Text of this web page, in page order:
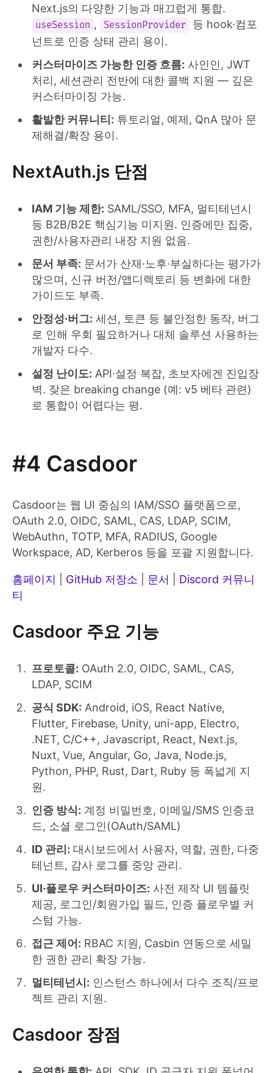
Next.js의 다양한 기능과 매끄럽게 통합.
useSession , SessionProvider
등 hook·컴포
넌트로 인증 상태 관리 용이.
커스터마이즈 가능한 인증 흐름: 사인인, JWT
처리, 세션관리 전반에 대한 콜백 지원 — 깊은
커스터마이징 가능.
활발한 커뮤니티: 튜토리얼, 예제, QnA 많아 문
제해결/확장 용이.
NextAuth.js 단점
IAM 기능 제한: SAML/SSO, MFA, 멀티테넌시
등 B2B/B2E 핵심기능 미지원. 인증에만 집중,
권한/사용자관리 내장 지원 없음.
문서 부족: 문서가 산재·노후·부실하다는 평가가
많으며, 신규 버전/앱디렉토리 등 변화에 대한
가이드도 부족.
안정성·버그: 세션, 토큰 등 불안정한 동작, 버그
로 인해 우회 필요하거나 대체 솔루션 사용하는
개발자 다수.
설정 난이도: API·설정 복잡, 초보자에겐 진입장
벽. 잦은 breaking change (예: v5 베타 관련)
로 통합이 어렵다는 평.
#4 Casdoor
Casdoor는 웹 UI 중심의 IAM/SSO 플랫폼으로,
OAuth 2.0, OIDC, SAML, CAS, LDAP, SCIM,
WebAuthn, TOTP, MFA, RADIUS, Google
Workspace, AD, Kerberos 등을 포괄 지원합니다.
홈페이지 GitHub 저장소 문서
Discord 커뮤니
티
Casdoor 주요 기능
프로토콜: OAuth 2.0, OIDC, SAML, CAS,
LDAP, SCIM
공식 SDK: Android, iOS, React Native,
Flutter, Firebase, Unity, uni-app, Electro,
.NET, C/C++, Javascript, React, Next.js,
Nuxt, Vue, Angular, Go, Java, Node.js,
Python, PHP, Rust, Dart, Ruby 등 폭넓게 지
원.
인증 방식: 계정 비밀번호, 이메일/SMS 인증코
드, 소셜 로그인(OAuth/SAML)
ID 관리: 대시보드에서 사용자, 역할, 권한, 다중
테넌트, 감사 로그를 중앙 관리.
UI·플로우 커스터마이즈: 사전 제작 UI 템플릿
제공, 로그인/회원가입 필드, 인증 플로우별 커
스텀 가능.
접근 제어: RBAC 지원, Casbin 연동으로 세밀
한 권한 관리 확장 가능.
멀티테넌시: 인스턴스 하나에서 다수 조직/프로
젝트 관리 지원.
Casdoor 장점